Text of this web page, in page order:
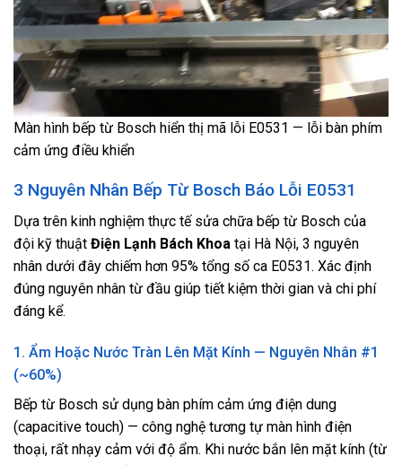
Màn hình bếp từ Bosch hiển thị mã lỗi E0531 — lỗi bàn phím
cảm ứng điều khiển
3 Nguyên Nhân Bếp Từ Bosch Báo Lỗi E0531
Dựa trên kinh nghiệm thực tế sửa chữa bếp từ Bosch của
đội kỹ thuật Điện Lạnh Bách Khoa tại Hà Nội, 3 nguyên
nhân dưới đây chiếm hơn 95% tổng số ca E0531. Xác định
đúng nguyên nhân từ đầu giúp tiết kiệm thời gian và chi phí
đáng kể.
1. Ẩm Hoặc Nước Tràn Lên Mặt Kính — Nguyên Nhân #1
(~60%)
Bếp từ Bosch sử dụng bàn phím cảm ứng điện dung
(capacitive touch) — công nghệ tương tự màn hình điện
thoại, rất nhạy cảm với độ ẩm. Khi nước bắn lên mặt kính (từ